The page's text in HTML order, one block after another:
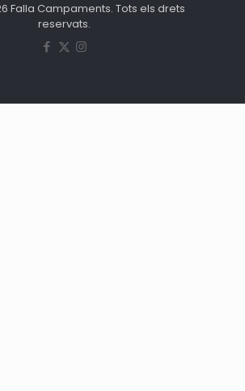
Falla Campaments. Tots els drets
reservats.